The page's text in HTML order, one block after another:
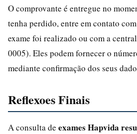
O comprovante é entregue no
tenha perdido, entre em contato
exame foi realizado ou com a
0005). Eles podem fornecer o
mediante confirmação dos seus
Reflexoes Finais
A consulta de exames Hapvida